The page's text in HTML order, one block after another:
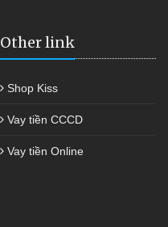
Other link
Shop Kiss
Vay tiền CCCD
Vay tiền Online